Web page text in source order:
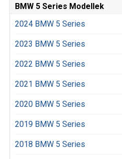
BMW 5 Series Modellek
2024 BMW 5 Series
2023 BMW 5 Series
2022 BMW 5 Series
2021 BMW 5 Series
2020 BMW 5 Series
2019 BMW 5 Series
2018 BMW 5 Series